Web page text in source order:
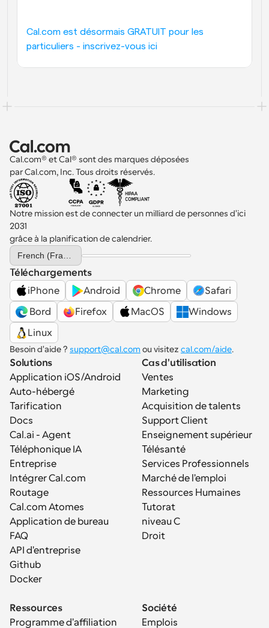
Cal.com est désormais GRATUIT pour les
particuliers - inscrivez-vous ici
Cal.com® et Cal® sont des marques déposées
par Cal.com, Inc. Tous droits réservés.
Notre mission est de connecter un milliard de personnes d'ici
2031
grâce à la planification de calendrier.
Select Language
Téléchargements
iPhone
Android Chrome
Safari
Bord
Firefox MacOS
Windows
Linux
Besoin d'aide ? support@cal.com ou visitez cal.com/aide.
Solutions
Application iOS/Android
Auto-hébergé
Tarification
Docs
Cal.ai - Agent
Téléphonique IA
Entreprise
Intégrer Cal.com
Routage
Cal.com Atomes
Application de bureau
FAQ
API d'entreprise
Github
Docker
Cas d'utilisation
Ventes
Marketing
Acquisition de talents
Support Client
Enseignement supérieur
Télésanté
Services Professionnels
Marché de l'emploi
Ressources Humaines
Tutorat
niveau C
Droit
Ressources
Programme d'affiliation
Société
Emplois